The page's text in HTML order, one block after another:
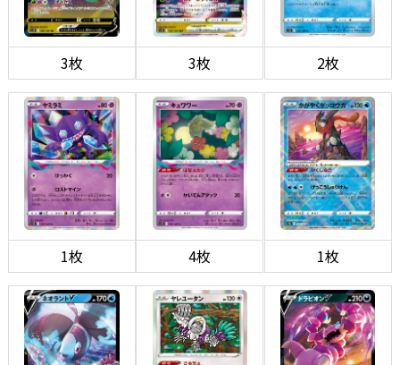
3枚 3枚 2枚
1枚 4枚 1枚